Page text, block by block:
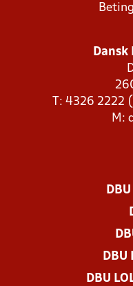
T: 4326 2222
M:
DBU
DBU